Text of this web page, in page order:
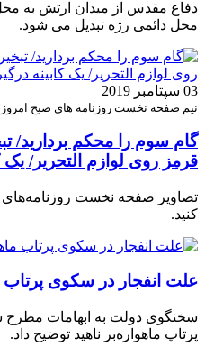
دفاع مقدس از میدان ارتش به
محل دائمی رژه تبدیل می شود.
03 سپتامبر 2019
نیم صفحه نخست روزنامه های صبح
گام سوم را محکم بردارید/
قرمز روی لوازم التحریر/
تصاویر صفحه نخست روزنامه‌های
کنید.
علت انفجار در سکوی پرتاب
سخنگوی دولت به ابهامات مطرح
پرتاپ ماهواره‌بر ناهید توضیح داد.